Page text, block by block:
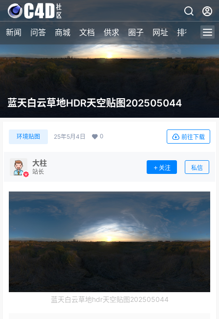
新闻 问答 商城 文档 供求 圈子 网址 排行榜
蓝天白云草地HDR天空贴图202505044
环境贴图 25年5月4日 0 前往下载
大柱
站长
关注 私信
蓝天白云草地hdr天空贴图202505044